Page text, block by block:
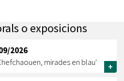
o exposicions
2026
mirades en blau'
+